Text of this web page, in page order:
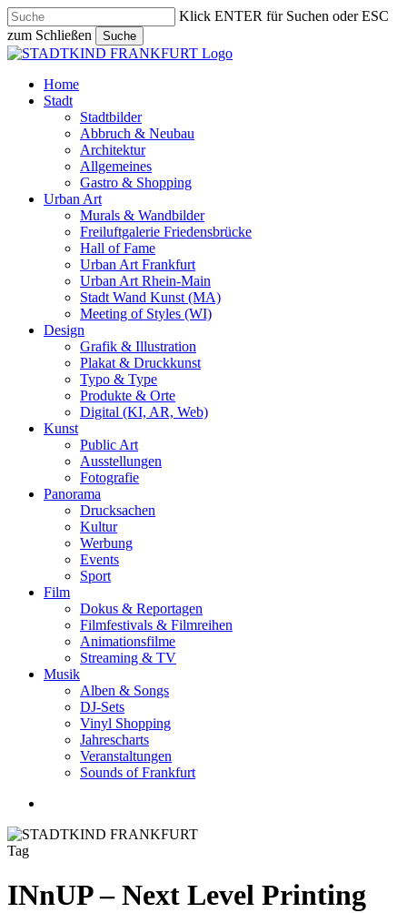
Skip
to
main
content
Klick ENTER für Suchen oder ESC
zum Schließen
Suche
Close
search
Menu
Home
Stadt
Stadtbilder
Abbruch & Neubau
Architektur
Allgemeines
Gastro & Shopping
Urban Art
Murals & Wandbilder
Freiluftgalerie Friedensbrücke
Hall of Fame
Urban Art Frankfurt
Urban Art Rhein-Main
Stadt Wand Kunst (MA)
Meeting of Styles (WI)
Design
Grafik & Illustration
Plakat & Druckkunst
Typo & Type
Produkte & Orte
Digital (KI, AR, Web)
Kunst
Public Art
Ausstellungen
Fotografie
Panorama
Drucksachen
Kultur
Werbung
Events
Sport
Film
Dokus & Reportagen
Filmfestivals & Filmreihen
Animationsfilme
Streaming & TV
Musik
Alben & Songs
DJ-Sets
Vinyl Shopping
Jahrescharts
Veranstaltungen
Sounds of Frankfurt
Tag
INnUP – Next Level Printing